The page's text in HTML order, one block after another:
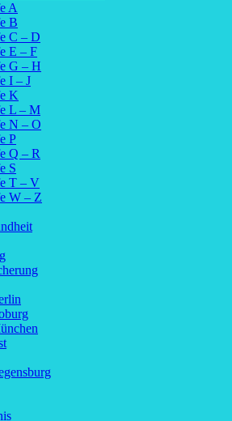
A
B
C – D
E – F
G – H
I – J
K
L – M
N – O
P
Q – R
S
T – V
W – Z